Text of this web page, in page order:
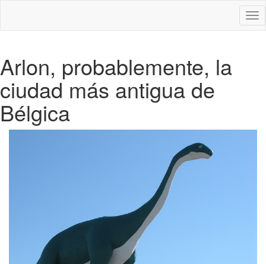
Arlon, probablemente, la
ciudad más antigua de
Bélgica